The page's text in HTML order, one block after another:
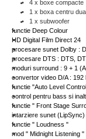
4 x boxe compacte
1 x boxa centru
1 x subwoofer
functie Deep Colour
HD Digital Film Direct 24
procesare sunet Dolby :
procesare DTS : DTS,
moduri surround : 9 + 1
convertor video D/A : 192
functie "Auto Level
control pentru bass si
functie " Front Stage
intarziere sunet (LipSync)
functie " Loudness "
mod " Midnight Listening "